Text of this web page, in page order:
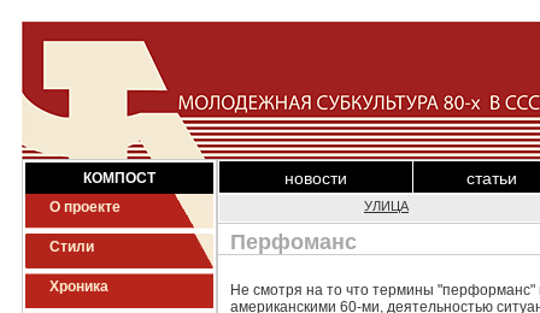
КОМПОСТ
О проекте
Стили
Хроника
новости статьи
УЛИЦА
Перфоманс
Не смотря на то что термины "перформанс"
американскими 60-ми, деятельностью